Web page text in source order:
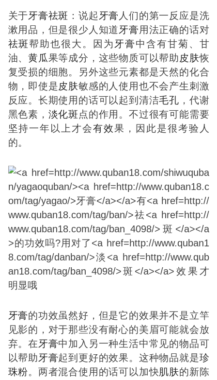
关于牙膏祛斑 ：说起 牙膏 人们的第一反应是洗
漱用品，但是很少人知道牙膏用法正确的话对
祛斑帮助也很大。因为 牙膏中含有甘菊、甘
油、黄瓜果等成分，这些物质可以帮助 皮肤恢
复受损的细胞。另外这些元素都是天然的化合
物，即使是皮肤敏感的人使用也不会产生刺激
反应。长期使用的话可以起到清洁毛孔 ，代谢
黑色素， 淡化斑 点的作用。不过很有可能需要
坚持一年以上才会有效果，因此是很考验人
的。
牙膏的功效虽然好，但是它的效果并不是立竿
见影的，对于那些没有耐心的美眉可能就会放
弃。在牙膏中加入另一种生活中常见的物品可
以帮助牙膏起到更好的效果。这种物品就是珍
珠粉。两者混合使用的话可以加快肌肤的新陈